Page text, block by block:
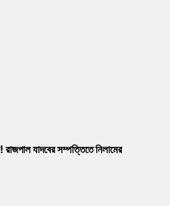
যাদবের সম্পত্তিতে নিলামের